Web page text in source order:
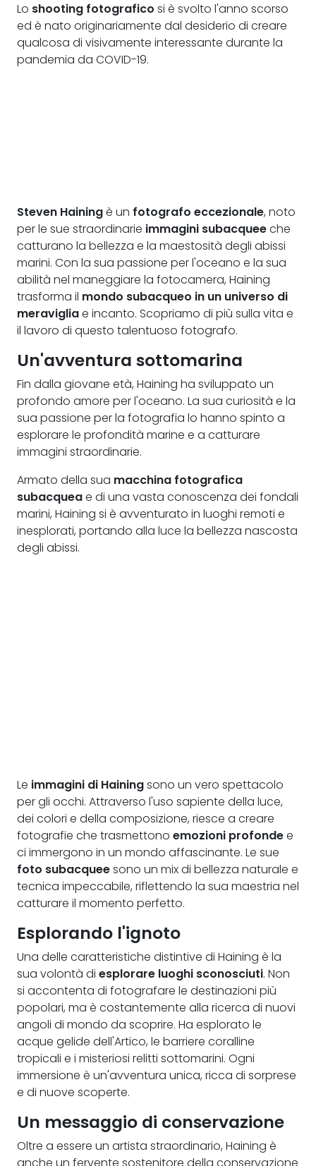
Lo shooting fotografico si è svolto l'anno scorso
ed è nato originariamente dal desiderio di creare
qualcosa di visivamente interessante durante la
pandemia da COVID-19.
Steven Hainingè un fotografo eccezionale, noto
per le sue straordinarie immagini subacqueeche
catturano la bellezza e la maestosità degli abissi
marini. Con la sua passione per l'oceano e la sua
abilità nel maneggiare la fotocamera, Haining
trasforma il mondo subacqueo in un universo di
meravigliae incanto. Scopriamo di più sulla vita e
il lavoro di questo talentuoso fotografo.
Un'avventura sottomarina
Fin dalla giovane età, Haining ha sviluppato un
profondo amore per l'oceano. La sua curiosità e la
sua passione per la fotografia lo hanno spinto a
esplorare le profondità marine e a catturare
immagini straordinarie.
Armato della sua macchina fotografica
subacqueae di una vasta conoscenza dei fondali
marini, Haining si è avventurato in luoghi remoti e
inesplorati, portando alla luce la bellezza nascosta
degli abissi.
Le immagini di Hainingsono un vero spettacolo
per gli occhi. Attraverso l'uso sapiente della luce,
dei colori e della composizione, riesce a creare
fotografie che trasmettono emozioni profondee
ci immergono in un mondo affascinante. Le sue
foto subacqueesono un mix di bellezza naturale e
tecnica impeccabile, riflettendo la sua maestria nel
catturare il momento perfetto.
Esplorando l'ignoto
Una delle caratteristiche distintive di Haining è la
sua volontà di esplorare luoghi sconosciuti. Non
si accontenta di fotografare le destinazioni più
popolari, ma è costantemente alla ricerca di nuovi
angoli di mondo da scoprire. Ha esplorato le
acque gelide dell'Artico, le barriere coralline
tropicali e i misteriosi relitti sottomarini. Ogni
immersione è un'avventura unica, ricca di sorprese
e di nuove scoperte.
Un messaggio di conservazione
Oltre a essere un artista straordinario, Haining è